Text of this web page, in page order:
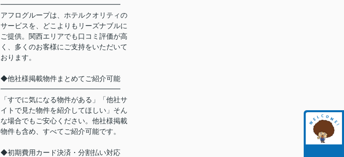
━━━━━━━━━━━━━━━━━
アフログループは、ホテルクオリティの
サービスを、どこよりもリーズナブルに
ご提供。関西エリアでも口コミ評価が高
く、多くのお客様にご支持をいただいて
おります。
◆他社様掲載物件まとめてご紹介可能
━━━━━━━━━━━━━━━━━
「すでに気になる物件がある」「他社サ
イトで見た物件を紹介してほしい」そん
な場合でもご安心ください。他社様掲載
物件も含め、すべてご紹介可能です。
◆初期費用カード決済・分割払い対応